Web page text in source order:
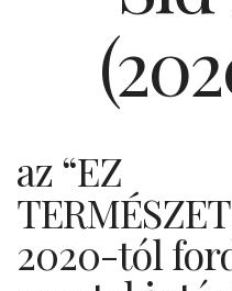
az “EZ
2020-tól